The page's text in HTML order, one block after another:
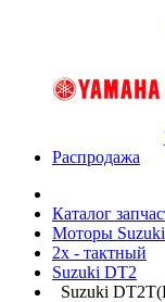
Распродажа
Каталог
Моторы Suzuki
2x - тактный
Suzuki DT2
Suzuki